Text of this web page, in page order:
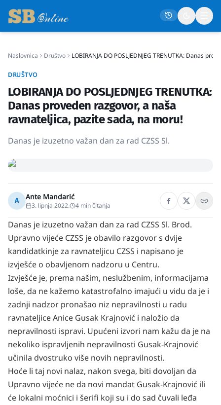
Gospodarstvo
Osmrtnice
Naslovnica Društvo LOBIRANJA DO POSLJEDNJEG TRENUTKA: Danas
DRUŠTVO
LOBIRANJA DO POSLJEDNJEG TRENUTKA:
Danas proveden razgovor, a naša
ravnateljica, pazite sada, na moru!
Danas je izuzetno važan dan za rad CZSS Sl.
A Ante Mandarić
3. lipnja 2022. 4 min čitanja
Danas je izuzetno važan dan za rad CZSS Sl. Brod.
Upravno vijeće CZSS je obavilo razgovor s dvije
kandidatkinje za ravnateljicu CZSS i napisano je
izvješće o obavljenom nadzoru u Centru.
Izvješće je, prema našim, neslužbenim, informacijama
loše, da ne kažemo katastrofalno imajući u vidu da je i
zadnji nadzor pronašao niz nepravilnosti u radu
ravnateljice Anice Gusak Krajnović i naložio da
nepravilnosti ispravi. Upućeni izvori nam kažu da je na
nekoliko ispravljenih nepravilnosti Gusak-Krajnović
učinila dvostruko više novih nepravilnosti.
Hoće li taj novi nalaz, nakon svega, biti dovoljan da
Upravno vijeće ne da novi mandat Gusak-Krajnović ili
će lokalni moćnici i šerifi koji su i do sad čuvali leđa